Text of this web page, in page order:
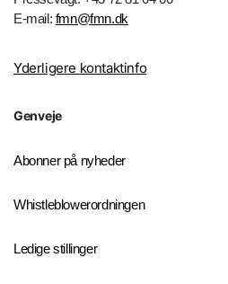
E-mail: fmn@fmn.dk
Yderligere kontaktinfo
Genveje
Abonner på nyheder
Whistleblowerordningen
Ledige stillinger